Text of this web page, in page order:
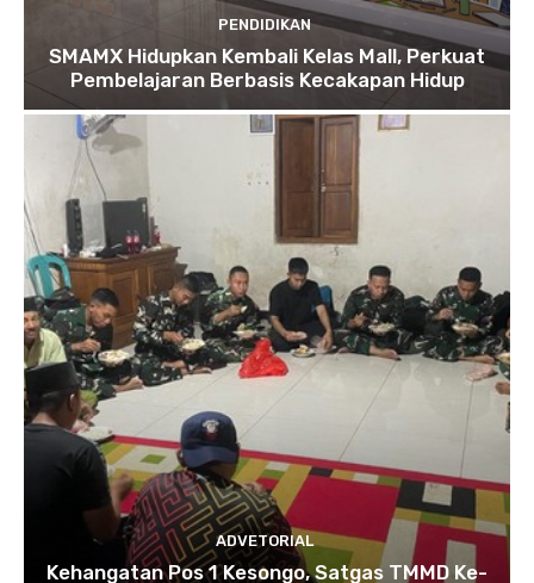
PENDIDIKAN
SMAMX Hidupkan Kembali Kelas Mall, Perkuat
Pembelajaran Berbasis Kecakapan Hidup
ADVETORIAL
Kehangatan Pos 1 Kesongo, Satgas TMMD Ke-